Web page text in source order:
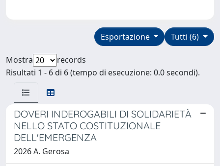
Tutti (6)
Esportazione
Mostra
records
Risultati 1 - 6 di 6 (tempo di esecuzione: 0.0 secondi).
DOVERI INDEROGABILI DI SOLIDARIETÀ
NELLO STATO COSTITUZIONALE
DELL'EMERGENZA
2026 A. Gerosa